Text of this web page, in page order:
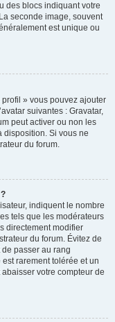
des blocs indiquant votre
seconde image, souvent
est unique ou
profil » vous pouvez ajouter
suivantes : Gravatar,
peut activer ou non les
disposition. Si vous ne
du forum.
indiquent le nombre
tels que les modérateurs
directement modifier
du forum. Évitez de
passer au rang
rarement tolérée et un
votre compteur de